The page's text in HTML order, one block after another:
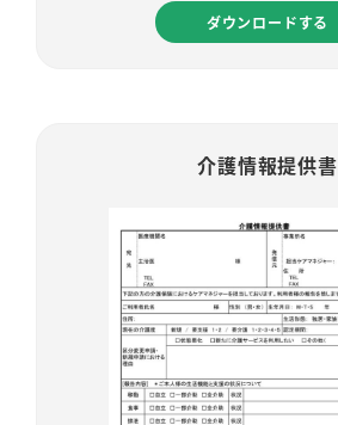
ダウンロードする
介護情報提供書